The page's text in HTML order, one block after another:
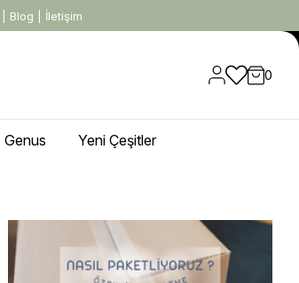
Blog İletişim
0
Genus Yeni Çeşitler